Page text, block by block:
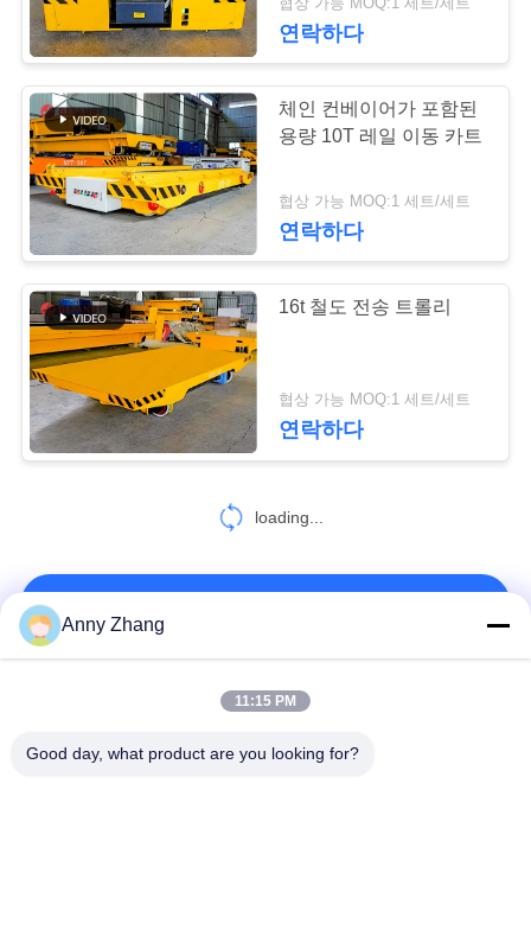
구
하
세
요
사
이
트
맵
전기 이동 손수레
물자 이동 손수레
41
코일 이동 손수레
40
연락하다
체인 컨베이어가 포함된
용량 10T 레일 이동 카트
협상 가능 MOQ:1 세트/세트
연락하다
16t 철도 전송 트롤리
협상 가능 MOQ:1 세트/세트
연락하다
loading...
Anny Zhang
11:15 PM
Good day, what product are you looking for?